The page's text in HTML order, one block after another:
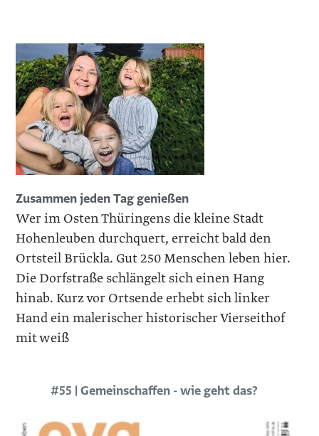
Zusammen jeden Tag genießen
Wer im Osten Thüringens die kleine Stadt
Hohenleuben durchquert, erreicht bald den
Ortsteil Brückla. Gut 250 Menschen leben hier.
Die Dorfstraße schlängelt sich einen Hang
hinab. Kurz vor Ortsende erhebt sich linker
Hand ein malerischer historischer Vierseithof
mit weiß
#55 | Gemeinschaffen - wie geht das?